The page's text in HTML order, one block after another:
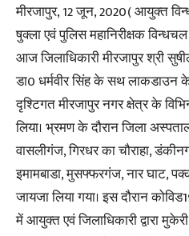
मीरजापुर, 12 जून, 2020( आयुक्त
षुक्ला एवं पुलिस महानिरीक्षक
आज जिलाधिकारी मीरजापुर श्री
डा0 धर्मवीर सिंह के सथ
दृश्टिगत मीरजापुर नगर क्षेत्र के
लिया। भ्रमण के दौरान जिला
वासलीगंज, गिरधर का चौराहा,
इमामबाडा, मुसफ्फरगंज, नार घाट,
जायजा लिया गया। इस दौरान
में आयुक्त एवं जिलाधिकारी द्वारा